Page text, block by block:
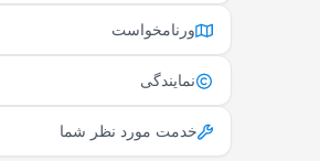
ورنامخواست
نمایندگی
خدمت مورد نظر شما